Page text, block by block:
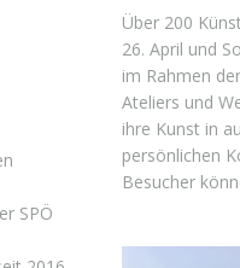
Über 200
26. April und
im Rahmen
Ateliers und
ihre Kunst in
persönlichen
Besucher
SPÖ